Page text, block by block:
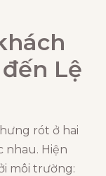
Lệ
rót ở hai
nhau. Hiện
môi trường: